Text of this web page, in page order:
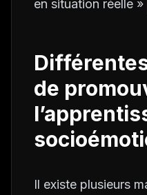
en situation réelle »
de
Il existe plusieurs